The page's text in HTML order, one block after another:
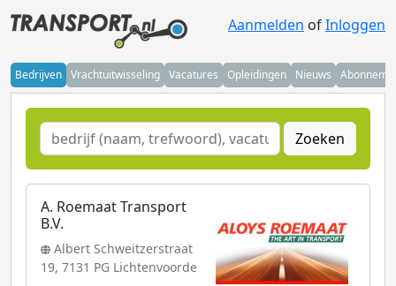
Aanmelden ofInloggen
Bedrijven Vrachtuitwisseling Vacatures Opleidingen Nieuws
Zoeken
A. Roemaat Transport
B.V.
Albert Schweitzerstraat
19, 7131 PG Lichtenvoorde